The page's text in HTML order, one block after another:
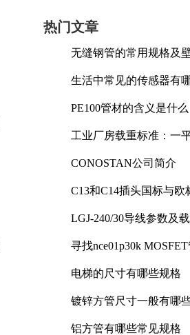
热门文章
无缝钢管的常用规格及
生活中常见的传感器有
PE100管材的含义是什么
工业厂房载重标准：一
CONOSTAN公司简介
C13和C14插头国标与欧
LGJ-240/30导线参数及
寻找nce01p30k
电梯的尺寸有哪些规格
镀锌方管尺寸一般有哪
铝方管有哪些常见规格